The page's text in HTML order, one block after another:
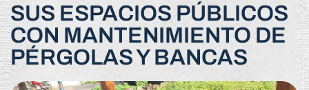
SUS ESPACIOS PÚBLICOS
CON MANTENIMIENTO DE
PÉRGOLAS Y BANCAS